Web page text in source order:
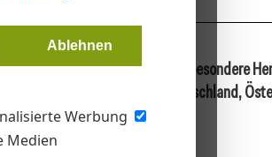
Ablehnen
Werbung
Medien
ist trotz Traumkulisse eine besondere
sehenswerte Beispiele aus Deutschland,